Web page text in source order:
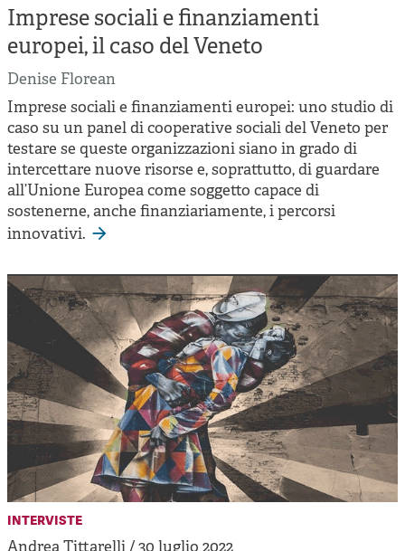
Cooperative di comunità
Impresa sociale e democrazia
Acini di fuoco - Dossier Mezzogiorno
Valutazione e dintorni
Imprese sociali e finanziamenti
europei, il caso del Veneto
Denise Florean
Imprese sociali e finanziamenti europei: uno studio di
caso su un panel di cooperative sociali del Veneto per
testare se queste organizzazioni siano in grado di
intercettare nuove risorse e, soprattutto, di guardare
all’Unione Europea come soggetto capace di
sostenerne, anche finanziariamente, i percorsi
innovativi.
interviste